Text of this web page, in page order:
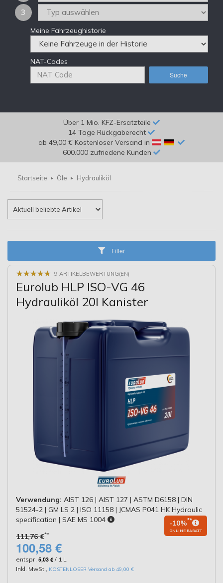
3
Meine Fahrzeughistorie
NAT-Codes
Suche
Über 1 Mio. KFZ-Ersatzteile
14 Tage Rückgaberecht
ab 49,00 € Kostenloser Versand in
600.000 zufriedene Kunden
Startseite Öle Hydrauliköl
Filter
★★★★★
★★★★★ 9 ARTIKELBEWERTUNG(EN)
Eurolub HLP ISO-VG 46
Hydrauliköl 20l Kanister
Verwendung: AIST 126 | AIST 127 | ASTM D6158 | DIN
51524-2 | GM LS 2 | ISO 11158 | JCMAS P041 HK Hydraulic
specification | SAE MS 1004
111,76 €**
-10%**
ONLINE RABATT
100,58 €
entspr. 5,03 € / 1 L
Inkl. MwSt.
KOSTENLOSER Versand ab 49,00 €